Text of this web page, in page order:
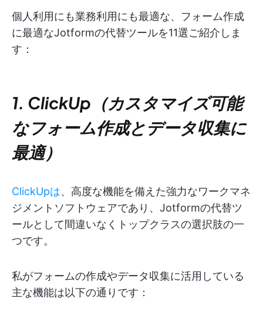
個人利用にも業務利用にも最適な、フォーム作成
に最適なJotformの代替ツールを11選ご紹介しま
す：
1. ClickUp（カスタマイズ可能
なフォーム作成とデータ収集に
最適）
ClickUpは、高度な機能を備えた強力なワークマネ
ジメントソフトウェアであり、Jotformの代替ツ
ールとして間違いなくトップクラスの選択肢の一
つです。
私がフォームの作成やデータ収集に活用している
主な機能は以下の通りです：